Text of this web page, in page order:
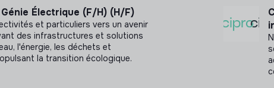
Électrique (F/H) (H/F)
et particuliers vers un avenir
des infrastructures et solutions
l'énergie, les déchets et
la transition écologique.